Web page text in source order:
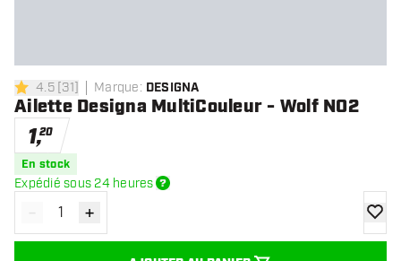
4.5 étoiles de notation
4.5[31] Marque: DESIGNA
Ailette Designa MultiCouleur - Wolf NO2
1,20
En stock
Expédié sous 24 heures
Diminuer la quantité
- Augmenter la quantité
+